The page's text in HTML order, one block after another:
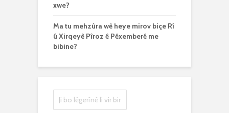
xwe?
Ma tu mehzûra wê heye mirov biçe Rî
û Xirqeyê Pîroz ê Pêxemberê me
bibine?